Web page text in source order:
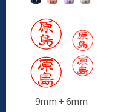
9mm + 6mm